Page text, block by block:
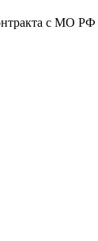
с МО РФ